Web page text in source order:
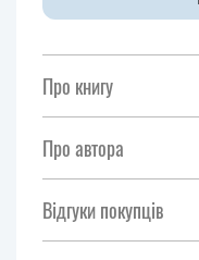
Про книгу
Про автора
Відгуки покупців